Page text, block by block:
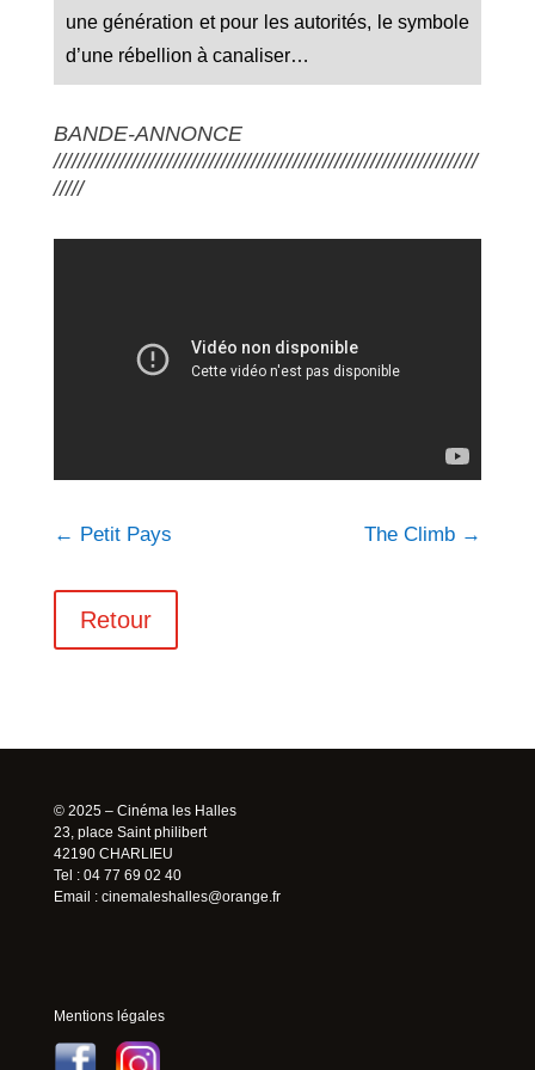
une génération et pour les autorités, le symbole
d’une rébellion à canaliser…
BANDE-ANNONCE
///////////////////////////////////////////////////////////////////////
/////
← Petit Pays The Climb →
Retour
© 2025 – Cinéma les Halles
23, place Saint philibert
42190 CHARLIEU
Tel : 04 77 69 02 40
Email : cinemaleshalles@orange.fr
Mentions légales